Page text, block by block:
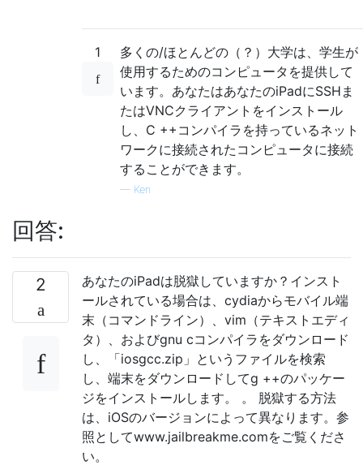
1
多くの/ほとんどの（？）大学は、学生が
使用するためのコンピュータを提供して
います。あなたはあなたのiPadにSSHま
たはVNCクライアントをインストール
し、C ++コンパイラを持っているネット
ワークに接続されたコンピュータに接続
することができます。
— Ken
回答:
2
あなたのiPadは脱獄していますか？インスト
ールされている場合は、cydiaからモバイル端
末（コマンドライン）、vim（テキストエディ
タ）、およびgnu cコンパイラをダウンロード
し、「iosgcc.zip」というファイルを検索
し、端末をダウンロードしてg ++のパッケー
ジをインストールします。 。 脱獄する方法
は、iOSのバージョンによって異なります。参
照としてwww.jailbreakme.comをご覧くださ
い。